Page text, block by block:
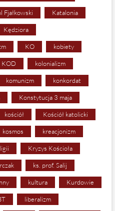
Fjałkowski Katalonia
Kędziora
KO kobiety
KOD kolonializm
komunizm konkordat
Konstytucja 3 maja
kościół Kościół katolicki
kosmos kreacjonizm
Kryzys Kościoła
ks. prof. Salij
kultura Kurdowie
liberalizm